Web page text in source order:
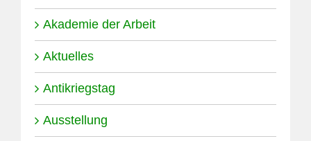
Akademie der Arbeit
Aktuelles
Antikriegstag
Ausstellung